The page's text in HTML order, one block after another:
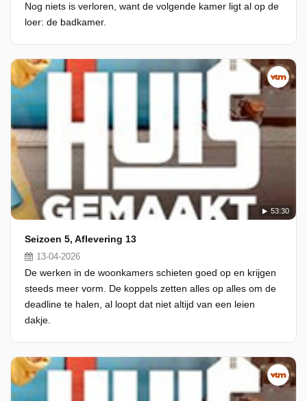
Nog niets is verloren, want de volgende kamer ligt al op de
loer: de badkamer.
53:30
Seizoen 5, Aflevering 13
13-04-2026
De werken in de woonkamers schieten goed op en krijgen
steeds meer vorm. De koppels zetten alles op alles om de
deadline te halen, al loopt dat niet altijd van een leien
dakje.